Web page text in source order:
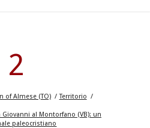
2
of Almese (TO) / Territorio /
al Montorfano (VB): un
paleocristiano